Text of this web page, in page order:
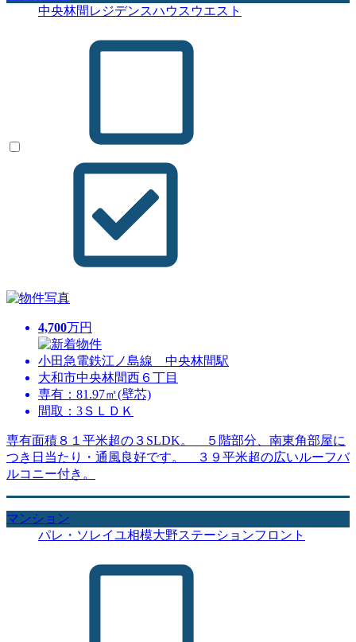
中央林間レジデンスハウスウエスト
4,700万円
小田急電鉄江ノ島線 中央林間駅
大和市中央林間西６丁目
専有：81.97㎡(壁芯)
間取：3ＳＬＤＫ
専有面積８１平米超の３SLDK。 ５階部分、南東角部屋に
つき日当たり・通風良好です。 ３９平米超の広いルーフバ
ルコニー付き。
マンション
パレ・ソレイユ相模大野ステーションフロント